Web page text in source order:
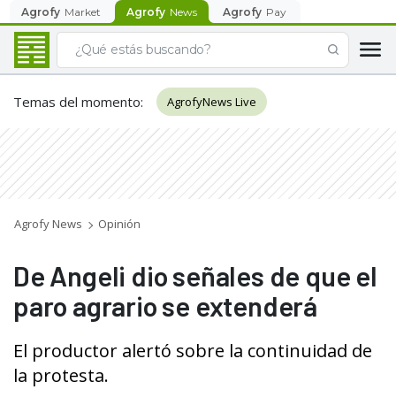
Agrofy Market Agrofy News Agrofy Pay
Temas del momento: AgrofyNews Live
Agrofy News Opinión
De Angeli dio señales de que el
paro agrario se extenderá
El productor alertó sobre la continuidad de
la protesta.